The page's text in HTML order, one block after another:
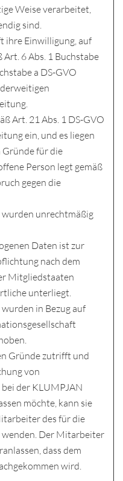
Weise verarbeitet,
sind.
ihre Einwilligung, auf
6 Abs. 1 Buchstabe
a DS-GVO
Art. 21 Abs. 1 DS-GVO
ein, und es liegen
für die
Person legt gemäß
gegen die
unrechtmäßig
Daten ist zur
nach dem
Mitgliedstaaten
unterliegt.
in Bezug auf
Gründe zutrifft und
von
der KLUMPJAN
möchte, kann sie
des für die
Der Mitarbeiter
dass dem
wird.